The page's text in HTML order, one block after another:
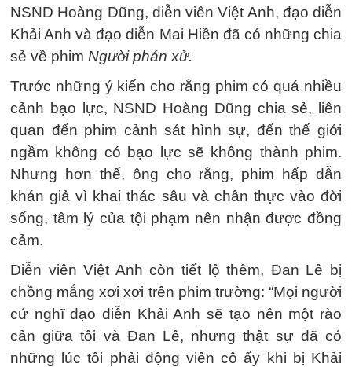
NSND Hoàng Dũng, diễn viên Việt Anh, đạo diễn
Khải Anh và đạo diễn Mai Hiền đã có những chia
sẻ về phim Người phán xử.
Trước những ý kiến cho rằng phim có quá nhiều
cảnh bạo lực, NSND Hoàng Dũng chia sẻ, liên
quan đến phim cảnh sát hình sự, đến thế giới
ngầm không có bạo lực sẽ không thành phim.
Nhưng hơn thế, ông cho rằng, phim hấp dẫn
khán giả vì khai thác sâu và chân thực vào đời
sống, tâm lý của tội phạm nên nhận được đồng
cảm.
Diễn viên Việt Anh còn tiết lộ thêm, Đan Lê bị
chồng mắng xơi xơi trên phim trường: “Mọi người
cứ nghĩ dạo diễn Khải Anh sẽ tạo nên một rào
cản giữa tôi và Đan Lê, nhưng thật sự đã có
những lúc tôi phải động viên cô ấy khi bị Khải